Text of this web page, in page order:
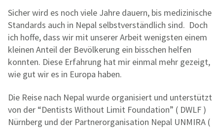
Sicher wird es noch viele Jahre dauern, bis medizinische
Standards auch in Nepal selbstverständlich sind. Doch
ich hoffe, dass wir mit unserer Arbeit wenigsten einem
kleinen Anteil der Bevölkerung ein bisschen helfen
konnten. Diese Erfahrung hat mir einmal mehr gezeigt,
wie gut wir es in Europa haben.
Die Reise nach Nepal wurde organisiert und unterstützt
von der “Dentists Without Limit Foundation” ( DWLF )
Nürnberg und der Partnerorganisation Nepal UNMIRA (